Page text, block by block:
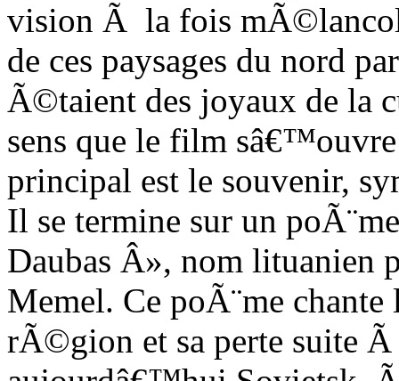
vision Ã la fois
de ces paysages du nord
Ã©taient des joyaux de la
sens que le film
principal est le souvenir,
Il se termine sur un
Daubas Â», nom lituanien
Memel. Ce poÃ¨me
rÃ©gion et sa perte suite